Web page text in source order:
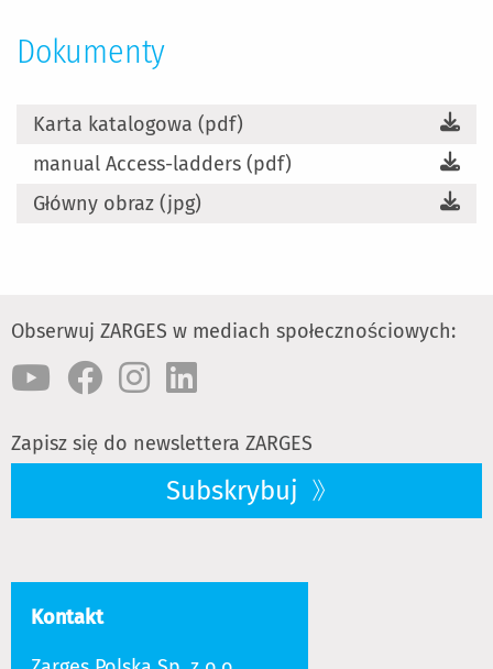
Dokumenty
Karta katalogowa (pdf)
manual Access-ladders (pdf)
Główny obraz (jpg)
Obserwuj ZARGES w mediach społecznościowych:
Zapisz się do newslettera ZARGES
Subskrybuj
Kontakt